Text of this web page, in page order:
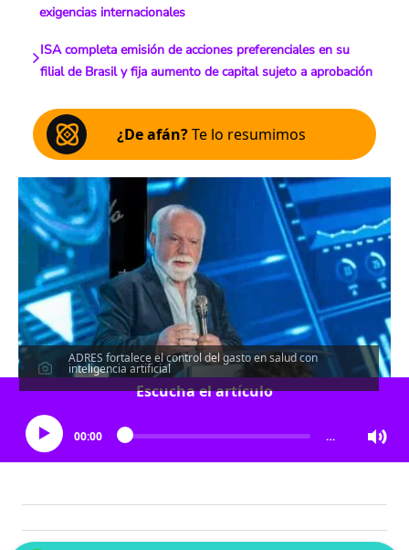
exigencias internacionales
ISA completa emisión de acciones preferenciales en su
filial de Brasil y fija aumento de capital sujeto a aprobación
¿De afán?Te lo resumimos
ADRES fortalece el control del gasto en salud con
inteligencia artificial
Escucha el artículo
00:00 …